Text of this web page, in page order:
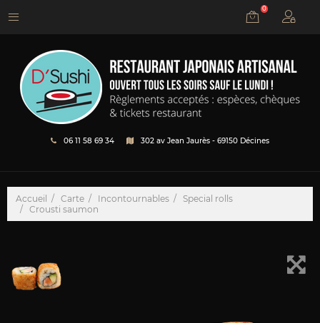
0
06 11 58 69 34 302 av Jean Jaurès - 69150 Décines
Accueil Carte Incontournables
Special rolls
Crousti saumon